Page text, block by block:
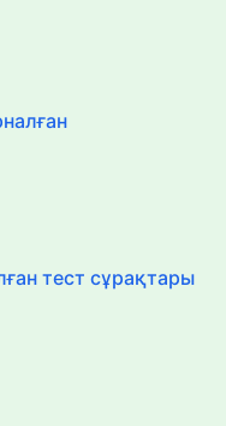
тест сұрақтары